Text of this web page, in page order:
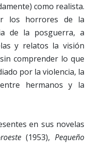
como realista.
los horrores de la
de la posguerra, a
y relatos la visión
comprender lo que
por la violencia, la
hermanos y la
en sus novelas
(1953),Pequeño